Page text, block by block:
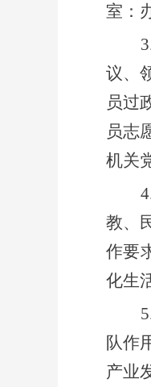
室：
议、
员过
员志
机关
教、
作要
化生
5
队作
产业